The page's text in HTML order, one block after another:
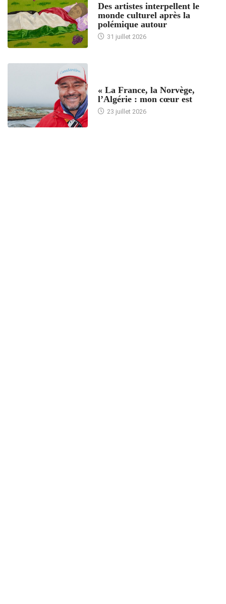
Des artistes interpellent le
monde culturel après la
polémique autour
31 juillet 2026
« La France, la Norvège,
l’Algérie : mon cœur est
23 juillet 2026